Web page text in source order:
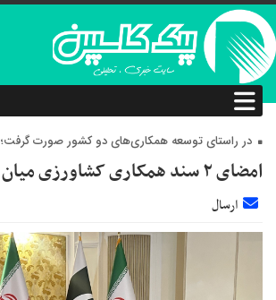
در راستای توسعه همکاری‌های دو کشور صورت گرفت؛
امضای ۲ سند همکاری کشاورزی میان ایران و پاکستان
ارسال